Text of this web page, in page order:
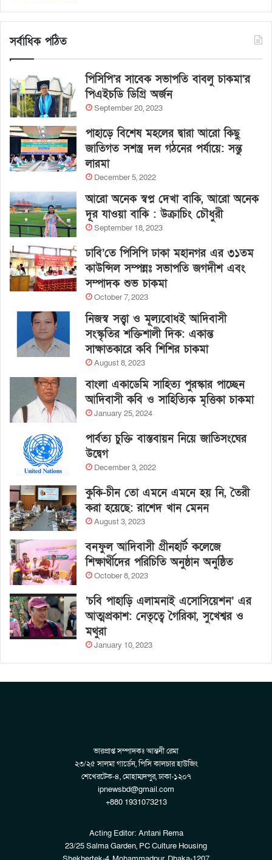
সর্বাধিক পঠিত
পিসিপি’র সাবেক সভাপতি বাবলু চাকমা’র
পিএইচডি ডিগ্রি অর্জন
September 20, 2023
পাহাড়ে বিশেষ মহলের দ্বারা আরো কিছু
জাতিগত সশস্ত্র দল গঠনের পর্যায়ে: সন্তু
লারমা
December 5, 2022
আরো অনেক স্বপ্ন দেখা বাকি, আরো অনেক
দূর যাওয়া বাকি : উক্রাচিং চৌধুরী
September 18, 2023
ঢাবি’তে পিসিপি ঢাকা মহানগর এর ৩১তম
কাউন্সিল সম্পন্নঃ সভাপতি জগদীশ এবং
সম্পাদক শুভ চাকমা
October 7, 2023
নিজস্ব সত্ত্বা ও মূল্যবোধই আদিবাসী
সংস্কৃতির শক্তিশালী দিক: একান্ত
সাক্ষাতকারে কবি শিশির চাকমা
August 8, 2023
বাংলা একাডেমি সাহিত্য পুরস্কার পাচ্ছেন
আদিবাসী কবি ও সাহিত্যিক মৃত্তিকা চাকমা
January 25, 2024
পার্বত্য চুক্তি বাস্তবায়ন নিয়ে জাতিসংঘের
উদ্বেগ
December 3, 2022
কুকি-চীন তো এমনে এমনে হয় নি, তৈরী
করা হয়েছে: রাশেদ খান মেনন
August 3, 2023
বনফুল আদিবাসী গ্রীনহার্ট কলেজে
শিক্ষার্থীদের পরিচিতি অনুষ্ঠান অনুষ্ঠিত
October 8, 2023
‘চবি পাহাড়ি এলামনাই এসোসিয়েশন’ এর
আত্মপ্রকাশ: নেতৃত্বে গৈরিকা, সুখেশ্বর ও
মথুরা
January 10, 2023
ভারপ্রাপ্ত সম্পাদকঃ আন্তনী রেমা
২৩/২৫ সালমা গার্ডেন, পিসি কালচার হাউজিং
শেখেরটেক-৪, মোহাম্মদপুর, ঢাকা-১২০৭
ipnewsbd@gmail.com
+880 1931073213
Acting Editor: Antani Rema
23/25 Salma Garden, PC Culture Housing